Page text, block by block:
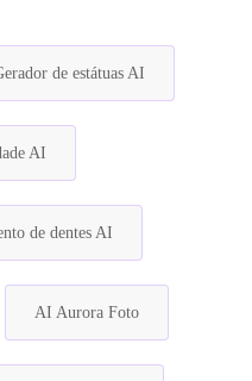
de estátuas AI
AI
de dentes AI
AI Aurora Foto